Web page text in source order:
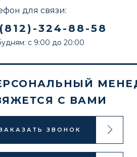
для связи:
324-88-58
С ВАМИ
с 9:00 до 20:00
ЗВОНОК